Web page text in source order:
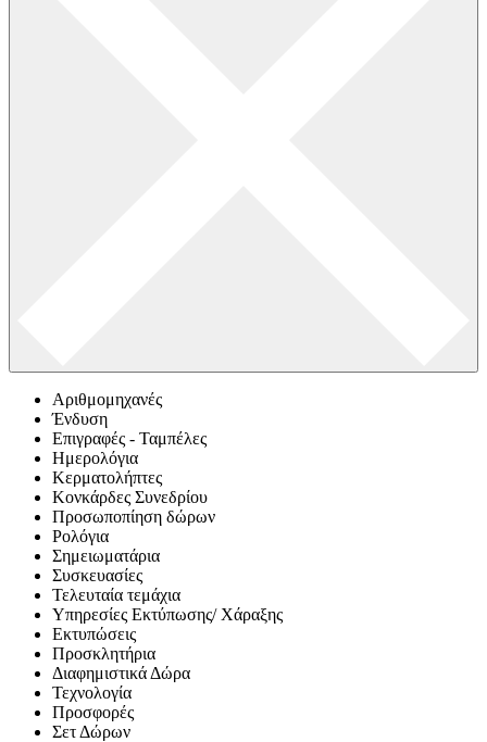
Αριθμομηχανές
Ένδυση
Επιγραφές - Ταμπέλες
Ημερολόγια
Κερματολήπτες
Κονκάρδες Συνεδρίου
Προσωποπίηση δώρων
Ρολόγια
Σημειωματάρια
Συσκευασίες
Τελευταία τεμάχια
Υπηρεσίες Εκτύπωσης/ Χάραξης
Εκτυπώσεις
Προσκλητήρια
Διαφημιστικά Δώρα
Τεχνολογία
Προσφορές
Σετ Δώρων